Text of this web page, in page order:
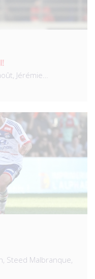
Jérémie…
Steed Malbranque,